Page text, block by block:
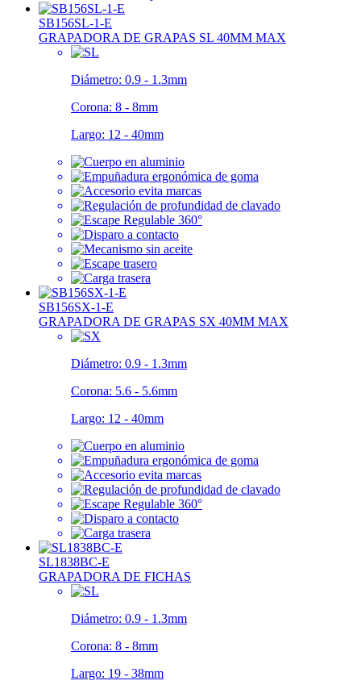
SB156SL-1-E
GRAPADORA DE GRAPAS SL 40MM MAX
Diámetro: 0.9 - 1.3mm
Corona: 8 - 8mm
Largo: 12 - 40mm
SB156SX-1-E
GRAPADORA DE GRAPAS SX 40MM MAX
Diámetro: 0.9 - 1.3mm
Corona: 5.6 - 5.6mm
Largo: 12 - 40mm
SL1838BC-E
GRAPADORA DE FICHAS
Diámetro: 0.9 - 1.3mm
Corona: 8 - 8mm
Largo: 19 - 38mm